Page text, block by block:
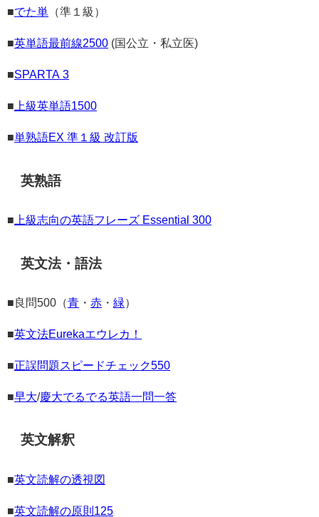
■でた単 （準１級）
■英単語最前線2500 (国公立・私立医)
■SPARTA 3
■ 上級英単語1500
■単熟語EX 準１級 改訂版
英熟語
■ 上級志向の英語フレーズ Essential 300
英文法・語法
■良問500（青 ・ 赤 ・ 緑）
■英文法Eurekaエウレカ！
■正誤問題スピードチェック550
■早大/慶大でるでる英語一問一答
英文解釈
■英文読解の透視図
■英文読解の原則125